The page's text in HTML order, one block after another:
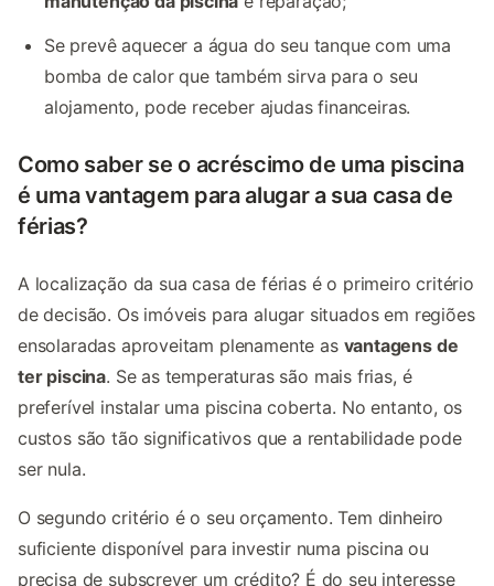
Se prevê aquecer a água do seu tanque com uma
bomba de calor que também sirva para o seu
alojamento, pode receber ajudas financeiras.
Como saber se o acréscimo de uma piscina
é uma vantagem para alugar a sua casa de
férias?
A localização da sua casa de férias é o primeiro critério
de decisão. Os imóveis para alugar situados em regiões
ensolaradas aproveitam plenamente as vantagens de
ter piscina. Se as temperaturas são mais frias, é
preferível instalar uma piscina coberta. No entanto, os
custos são tão significativos que a rentabilidade pode
ser nula.
O segundo critério é o seu orçamento. Tem dinheiro
suficiente disponível para investir numa piscina ou
precisa de subscrever um crédito? É do seu interesse